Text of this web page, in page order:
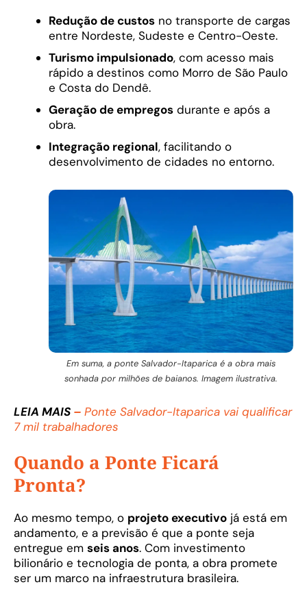
Redução de custos no transporte de cargas
entre Nordeste, Sudeste e Centro-Oeste.
Turismo impulsionado, com acesso mais
rápido a destinos como Morro de São Paulo
e Costa do Dendê.
Geração de empregos durante e após a
obra.
Integração regional, facilitando o
desenvolvimento de cidades no entorno.
Em suma, a ponte Salvador-Itaparica é a obra mais
sonhada por milhões de baianos. Imagem ilustrativa.
LEIA MAIS – Ponte Salvador-Itaparica vai qualificar
7 mil trabalhadores
Quando a Ponte Ficará
Pronta?
Ao mesmo tempo, o projeto executivo já está em
andamento, e a previsão é que a ponte seja
entregue em seis anos. Com investimento
bilionário e tecnologia de ponta, a obra promete
ser um marco na infraestrutura brasileira.